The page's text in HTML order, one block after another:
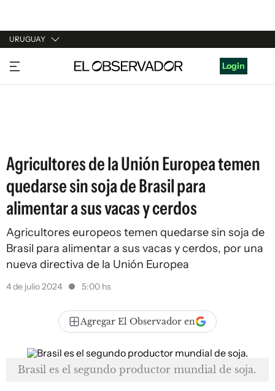
URUGUAY
URUGUAY
ARGENTINA
Login
Agricultores de la Unión Europea temen
quedarse sin soja de Brasil para
alimentar a sus vacas y cerdos
Agricultores europeos temen quedarse sin soja de
Brasil para alimentar a sus vacas y cerdos, por una
nueva directiva de la Unión Europea
4 de julio 2024 5:00 hs
Agregar El Observador en
Brasil es el segundo productor mundial de soja.